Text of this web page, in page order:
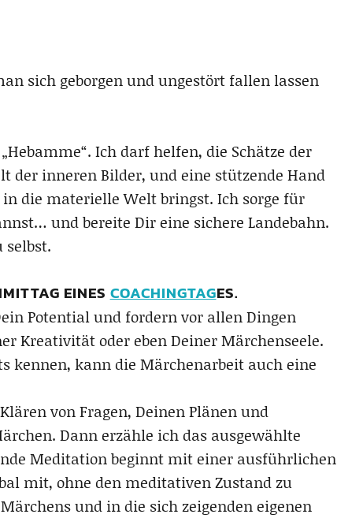
sich geborgen und ungestört fallen lassen
Ich darf helfen, die Schätze der
der inneren Bilder, und eine stützende Hand
die materielle Welt bringst. Ich sorge für
und bereite Dir eine sichere Landebahn.
selbst.
EINESCOACHINGTAGES.
Potential und fordern vor allen Dingen
Kreativität oder eben Deiner Märchenseele.
kennen, kann die Märchenarbeit auch eine
von Fragen, Deinen Plänen und
Dann erzähle ich das ausgewählte
Meditation beginnt mit einer ausführlichen
mit, ohne den meditativen Zustand zu
und in die sich zeigenden eigenen